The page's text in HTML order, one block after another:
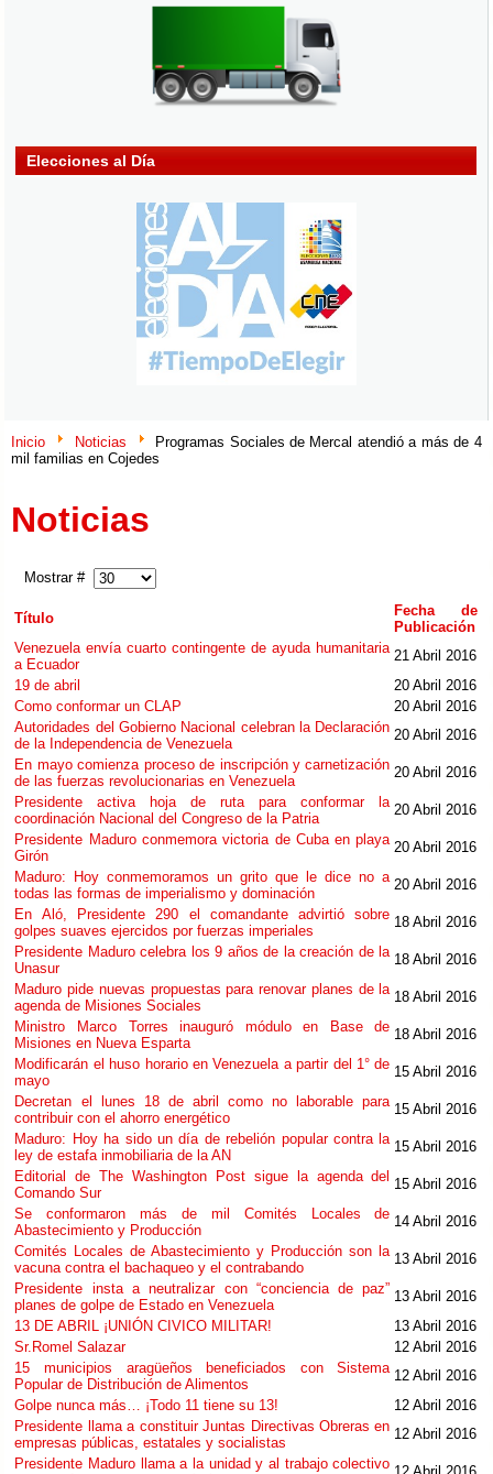
Elecciones al Día
Inicio Noticias
Programas Sociales de Mercal atendió a más de 4
mil familias en Cojedes
Noticias
Mostrar #
Título
Fecha de
Publicación
Venezuela envía cuarto contingente de ayuda humanitaria
a Ecuador
21 Abril 2016
19 de abril
20 Abril 2016
Como conformar un CLAP
20 Abril 2016
Autoridades del Gobierno Nacional celebran la Declaración
de la Independencia de Venezuela
20 Abril 2016
En mayo comienza proceso de inscripción y carnetización
de las fuerzas revolucionarias en Venezuela
20 Abril 2016
Presidente activa hoja de ruta para conformar la
coordinación Nacional del Congreso de la Patria
20 Abril 2016
Presidente Maduro conmemora victoria de Cuba en playa
Girón
20 Abril 2016
Maduro: Hoy conmemoramos un grito que le dice no a
todas las formas de imperialismo y dominación
20 Abril 2016
En Aló, Presidente 290 el comandante advirtió sobre
golpes suaves ejercidos por fuerzas imperiales
18 Abril 2016
Presidente Maduro celebra los 9 años de la creación de la
Unasur
18 Abril 2016
Maduro pide nuevas propuestas para renovar planes de la
agenda de Misiones Sociales
18 Abril 2016
Ministro Marco Torres inauguró módulo en Base de
Misiones en Nueva Esparta
18 Abril 2016
Modificarán el huso horario en Venezuela a partir del 1° de
mayo
15 Abril 2016
Decretan el lunes 18 de abril como no laborable para
contribuir con el ahorro energético
15 Abril 2016
Maduro: Hoy ha sido un día de rebelión popular contra la
ley de estafa inmobiliaria de la AN
15 Abril 2016
Editorial de The Washington Post sigue la agenda del
Comando Sur
15 Abril 2016
Se conformaron más de mil Comités Locales de
Abastecimiento y Producción
14 Abril 2016
Comités Locales de Abastecimiento y Producción son la
vacuna contra el bachaqueo y el contrabando
13 Abril 2016
Presidente insta a neutralizar con “conciencia de paz”
planes de golpe de Estado en Venezuela
13 Abril 2016
13 DE ABRIL ¡UNIÓN CIVICO MILITAR!
13 Abril 2016
Sr.Romel Salazar
12 Abril 2016
15 municipios aragüeños beneficiados con Sistema
Popular de Distribución de Alimentos
12 Abril 2016
Golpe nunca más… ¡Todo 11 tiene su 13!
12 Abril 2016
Presidente llama a constituir Juntas Directivas Obreras en
empresas públicas, estatales y socialistas
12 Abril 2016
Presidente Maduro llama a la unidad y al trabajo colectivo 12 Abril 2016